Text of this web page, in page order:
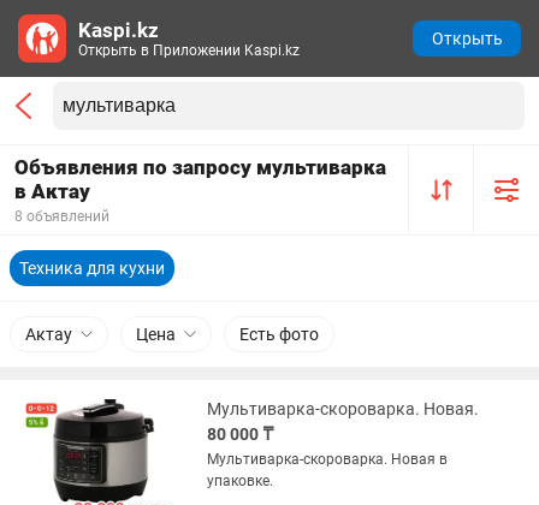
Объявления по запросу мультиварка
в Актау
8 объявлений
Техника для кухни
Актау Цена Есть фото
Мультиварка-скороварка. Новая.
80 000 ₸
Мультиварка-скороварка. Новая в
упаковке.
Kaspi.kz
Открыть в Приложении Kaspi.kz
Открыть